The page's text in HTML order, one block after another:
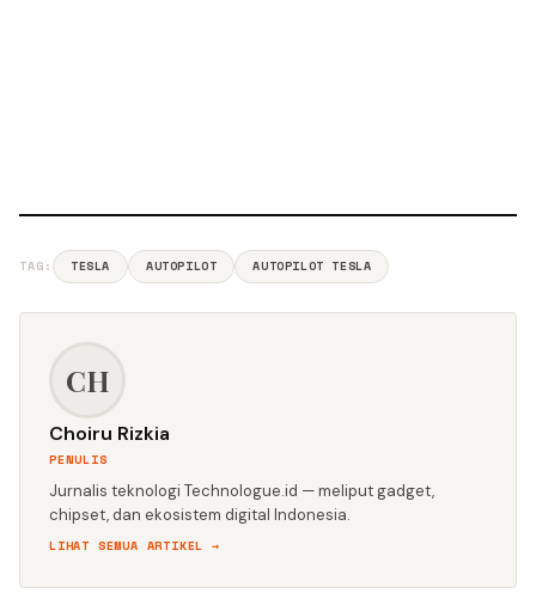
TAG: TESLA AUTOPILOT AUTOPILOT TESLA
CH
Choiru Rizkia
PENULIS
Jurnalis teknologi Technologue.id — meliput gadget,
chipset, dan ekosistem digital Indonesia.
LIHAT SEMUA ARTIKEL →